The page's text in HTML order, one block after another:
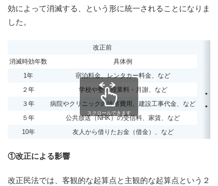
効によって消滅する、という形に統一されることになりま
した。
改正前
消滅時効年数
具体例
1年
宿泊料金、レンタカー料金、など
２年
学校や塾の授業料・月謝、など
３年
病院やクリニックの診察費用、建設工事代金、など
５年
公共放送（NHK）の受信料、家賃、など
10年
友人から借りたお金（借金）、など
スクロールできます
①改正による影響
改正民法では、客観的な起算点と主観的な起算点という２